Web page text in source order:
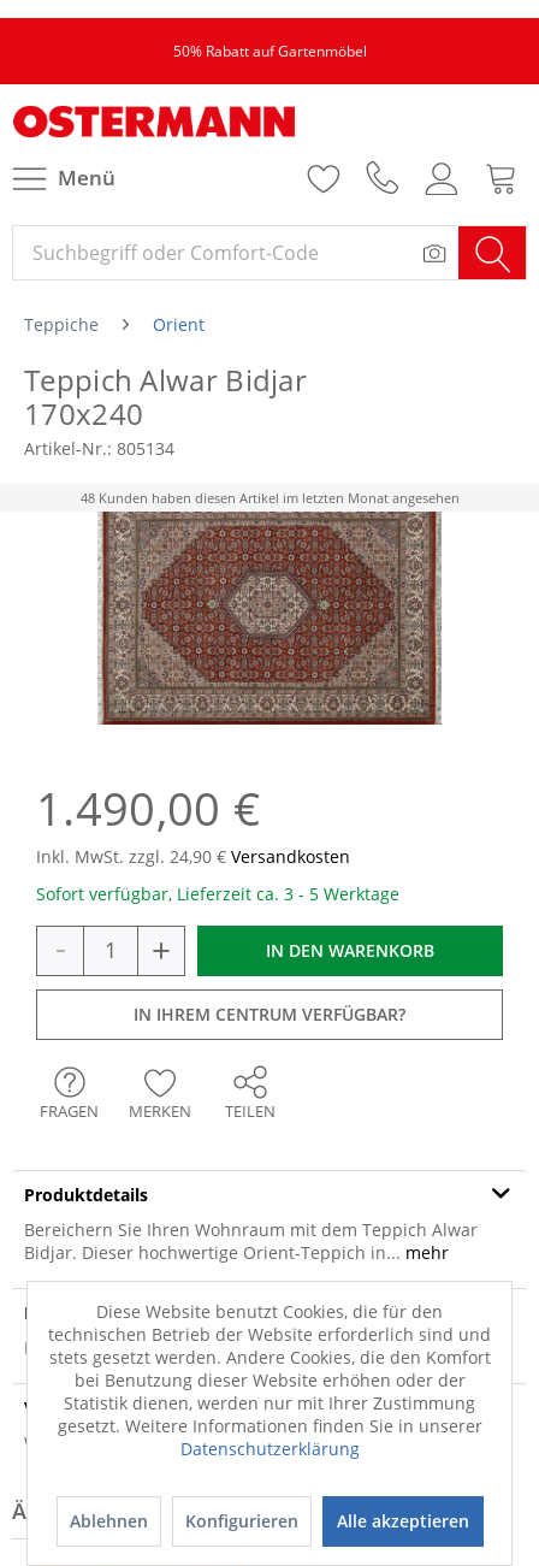
50% Rabatt auf Gartenmöbel
Menü
Teppiche Orient
Teppich Alwar Bidjar
170x240
Artikel-Nr.: 805134
48 Kunden haben diesen Artikel im letzten Monat angesehen
1.490,00 €
Inkl. MwSt. zzgl. 24,90 € Versandkosten
Sofort verfügbar, Lieferzeit ca. 3 - 5 Werktage
- + IN DEN WARENKORB
IN IHREM CENTRUM VERFÜGBAR?
FRAGEN MERKEN TEILEN
Produktdetails
Bereichern Sie Ihren Wohnraum mit dem Teppich Alwar
Bidjar. Dieser hochwertige Orient-Teppich in... mehr
Produktsicherheit
Produktsicherheit
Versandinfo
Weitere Informationen zum Versand...
Diese Website benutzt Cookies, die für den
technischen Betrieb der Website erforderlich sind und
stets gesetzt werden. Andere Cookies, die den Komfort
bei Benutzung dieser Website erhöhen oder der
Statistik dienen, werden nur mit Ihrer Zustimmung
gesetzt. Weitere Informationen finden Sie in unserer
Datenschutzerklärung
Ablehnen Konfigurieren Alle akzeptieren